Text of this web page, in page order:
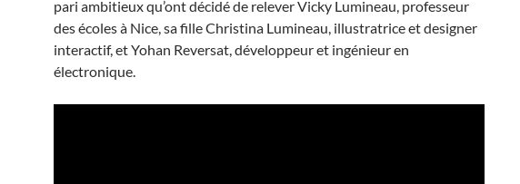
pari ambitieux qu’ont décidé de relever Vicky Lumineau, professeur
des écoles à Nice, sa fille Christina Lumineau, illustratrice et designer
interactif, et Yohan Reversat, développeur et ingénieur en
électronique.